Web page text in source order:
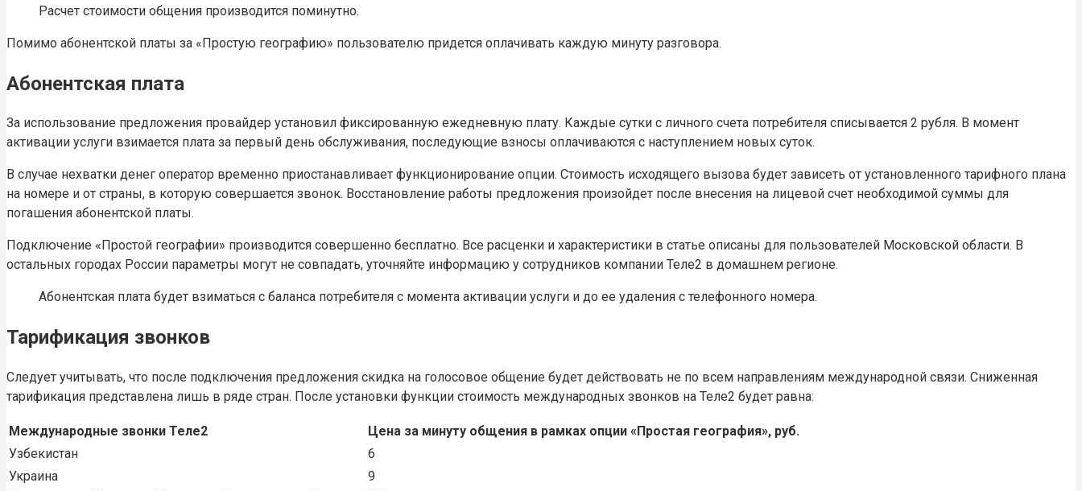
Расчет стоимости общения производится поминутно.
Помимо абонентской платы за «Простую географию» пользователю придется оплачивать каждую минуту разговора.
Абонентская плата
За использование предложения провайдер установил фиксированную ежедневную плату. Каждые сутки с личного счета потребителя списывается 2 рубля. В момент
активации услуги взимается плата за первый день обслуживания, последующие взносы оплачиваются с наступлением новых суток.
В случае нехватки денег оператор временно приостанавливает функционирование опции. Стоимость исходящего вызова будет зависеть от установленного тарифного плана
на номере и от страны, в которую совершается звонок. Восстановление работы предложения произойдет после внесения на лицевой счет необходимой суммы для
погашения абонентской платы.
Подключение «Простой географии» производится совершенно бесплатно. Все расценки и характеристики в статье описаны для пользователей Московской области. В
остальных городах России параметры могут не совпадать, уточняйте информацию у сотрудников компании Теле2 в домашнем регионе.
Абонентская плата будет взиматься с баланса потребителя с момента активации услуги и до ее удаления с телефонного номера.
Тарификация звонков
Следует учитывать, что после подключения предложения скидка на голосовое общение будет действовать не по всем направлениям международной связи. Сниженная
тарификация представлена лишь в ряде стран. После установки функции стоимость международных звонков на Теле2 будет равна:
Международные звонки Теле2
Цена за минуту общения в рамках опции «Простая география», руб.
Узбекистан
6
Украина
9